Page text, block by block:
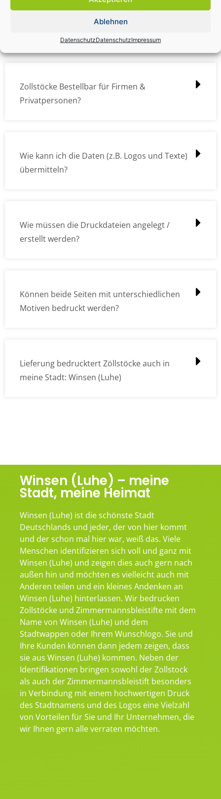
Ablehnen
DatenschutzDatenschutzImpressum
Zollstock Druckdatencheck / Profidatencheck
Zollstöcke Bestellbar für Firmen &
Privatpersonen?
Wie kann ich die Daten (z.B. Logos und Texte)
übermitteln?
Wie müssen die Druckdateien angelegt /
erstellt werden?
Können beide Seiten mit unterschiedlichen
Motiven bedruckt werden?
Lieferung bedrucktert Zöllstöcke auch in
meine Stadt: Winsen (Luhe)
Winsen (Luhe) – meine
Stadt, meine Heimat
Winsen (Luhe) ist die schönste Stadt
Deutschlands und jeder, der von hier kommt
und der schon mal hier war, weiß das. Viele
Menschen identifizieren sich voll und ganz mit
Winsen (Luhe) und zeigen dies auch gern nach
außen hin und möchten es vielleicht auch mit
Anderen teilen und ein kleines Andenken an
Winsen (Luhe) hinterlassen. Wir bedrucken
Zollstöcke und Zimmermannsbleistifte mit dem
Name von Winsen (Luhe) und dem
Stadtwappen oder Ihrem Wunschlogo. Sie und
Ihre Kunden können dann jedem zeigen, dass
sie aus Winsen (Luhe) kommen. Neben der
Identifikationen bringen sowohl der Zollstock
als auch der Zimmermannsbleistift besonders
in Verbindung mit einem hochwertigen Druck
des Stadtnamens und des Logos eine Vielzahl
von Vorteilen für Sie und Ihr Unternehmen, die
wir Ihnen gern alle verraten möchten.